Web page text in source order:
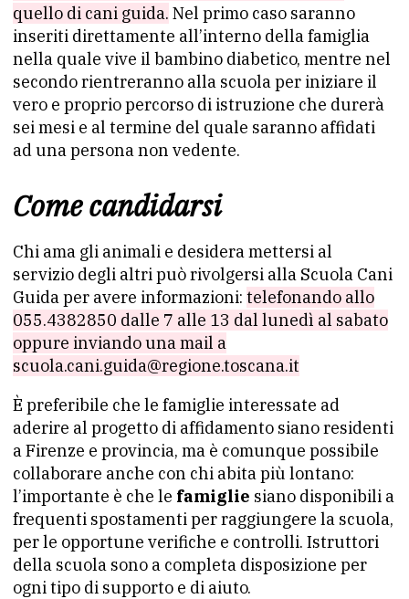
quello di cani guida. Nel primo caso saranno
inseriti direttamente all’interno della famiglia
nella quale vive il bambino diabetico, mentre nel
secondo rientreranno alla scuola per iniziare il
vero e proprio percorso di istruzione che durerà
sei mesi e al termine del quale saranno affidati
ad una persona non vedente.
Come candidarsi
Chi ama gli animali e desidera mettersi al
servizio degli altri può rivolgersi alla Scuola Cani
Guida per avere informazioni: telefonando allo
055.4382850 dalle 7 alle 13 dal lunedì al sabato
oppure inviando una mail a
scuola.cani.guida@regione.toscana.it
È preferibile che le famiglie interessate ad
aderire al progetto di affidamento siano residenti
a Firenze e provincia, ma è comunque possibile
collaborare anche con chi abita più lontano:
l’importante è che le famiglie siano disponibili a
frequenti spostamenti per raggiungere la scuola,
per le opportune verifiche e controlli. Istruttori
della scuola sono a completa disposizione per
ogni tipo di supporto e di aiuto.